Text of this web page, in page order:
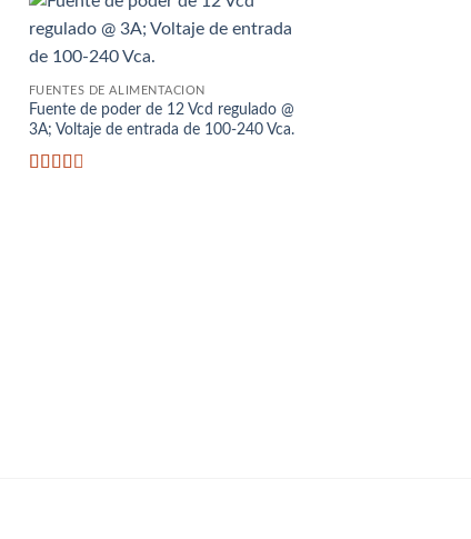
deseos
FUENTES DE ALIMENTACIÓN
Fuente de poder de 12 Vcd regulado @
3A; Voltaje de entrada de 100-240 Vca.